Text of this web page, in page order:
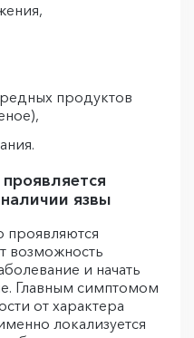
продуктов
язвы
возможность
и начать
Главным симптомом
от характера
локализуется